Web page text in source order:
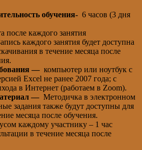
обучения- 6 часов (3 дня
после каждого занятия
каждого занятия будет доступна
в течение месяца после
— компьютер или ноутбук с
Excel не ранее 2007 года; с
в Интернет (работаем в Zoom).
— Методичка в электронном
задания также будут доступны для
месяца после обучения.
каждому участнику – 1 час
в течение месяца после